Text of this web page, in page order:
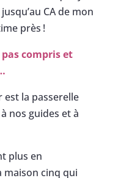
CA de mon
près !
pas compris et
la passerelle
nos guides et à
plus en
maison cinq qui